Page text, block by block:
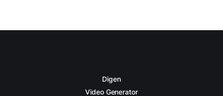
Digen
Video Generator